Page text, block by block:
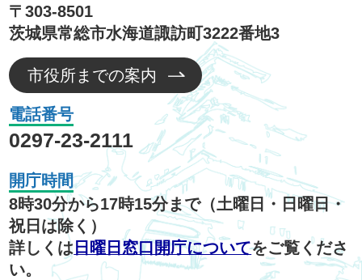
〒303-8501
茨城県常総市水海道諏訪町3222番地3
市役所までの案内
電話番号
0297-23-2111
開庁時間
8時30分から17時15分まで（土曜日・日曜日・
祝日は除く）
詳しくは 日曜日窓口開庁についてをご覧くださ
い。